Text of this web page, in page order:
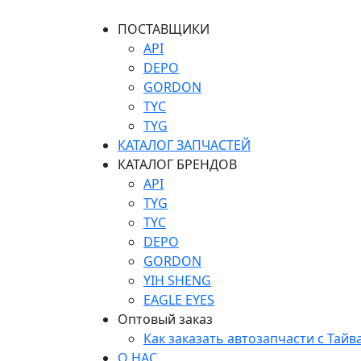
ПОСТАВЩИКИ
API
DEPO
GORDON
TYC
TYG
КАТАЛОГ ЗАПЧАСТЕЙ
КАТАЛОГ БРЕНДОВ
API
TYG
TYC
DEPO
GORDON
YIH SHENG
EAGLE EYES
Оптовый заказ
Как заказать автозапчасти с